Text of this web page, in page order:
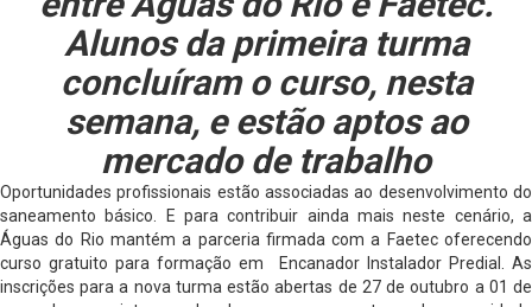
Alunos da primeira turma
concluíram o curso, nesta
semana, e estão aptos ao
mercado de trabalho
Oportunidades profissionais estão associadas ao desenvolvimento do
saneamento básico. E para contribuir ainda mais neste cenário, a
Águas do Rio mantém a parceria firmada com a Faetec oferecendo
curso gratuito para formação em Encanador Instalador Predial. As
inscrições para a nova turma estão abertas de 27 de outubro a 01 de